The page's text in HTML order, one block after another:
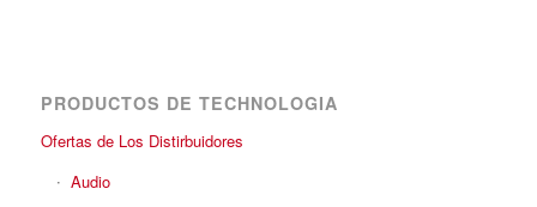
PRODUCTOS DE TECHNOLOGIA
Ofertas de Los Distirbuidores
Audio